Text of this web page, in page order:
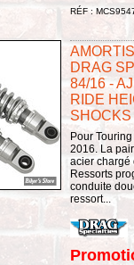
RÉF :
DRAG
84/16 -
RIDE
SHOCKS
Pour
2016. La
acier chargé
Ressorts
conduite
ressort...